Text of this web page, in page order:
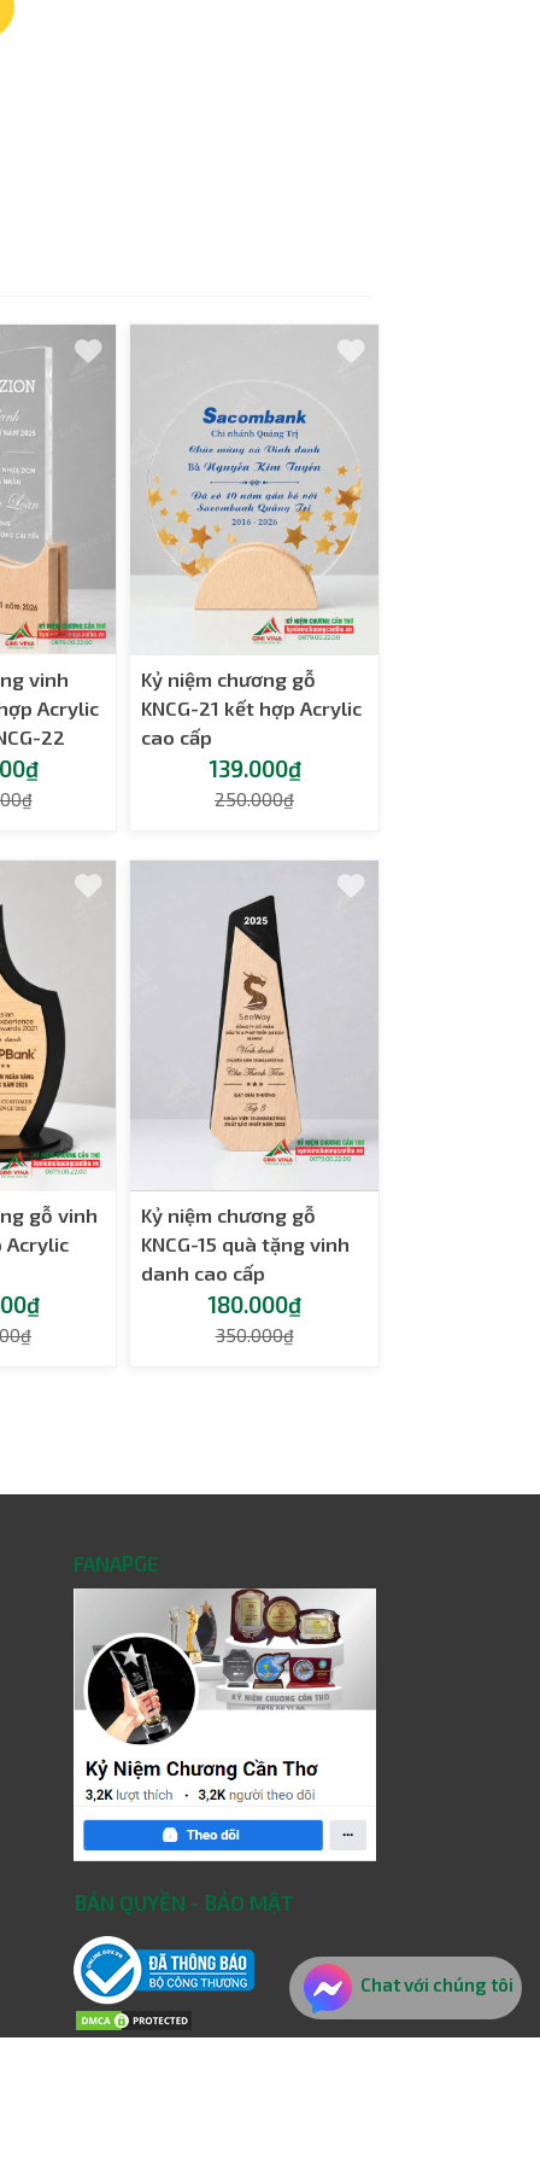
vinh
Acrylic
22
Kỷ niệm chương gỗ
KNCG-21 kết hợp Acrylic
cao cấp
139.000₫
250.000₫
gỗ vinh
Acrylic
Kỷ niệm chương gỗ
KNCG-15 quà tặng vinh
danh cao cấp
180.000₫
350.000₫
FANAPGE
BẢN QUYỀN - BẢO MẬT
Chat với chúng tôi